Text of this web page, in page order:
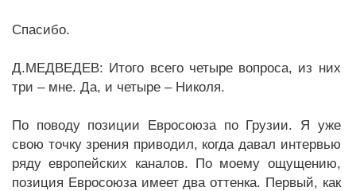
Спасибо.
Д.МЕДВЕДЕВ: Итого всего четыре вопроса, из них
три – мне. Да, и четыре – Николя.
По поводу позиции Евросоюза по Грузии. Я уже
свою точку зрения приводил, когда давал интервью
ряду европейских каналов. По моему ощущению,
позиция Евросоюза имеет два оттенка. Первый, как